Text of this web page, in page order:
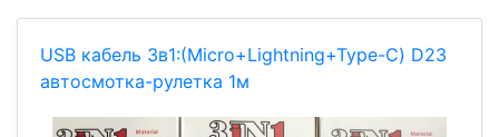
USB кабель 3в1:(Micro+Lightning+Type-C) D23
автосмотка-рулетка 1м